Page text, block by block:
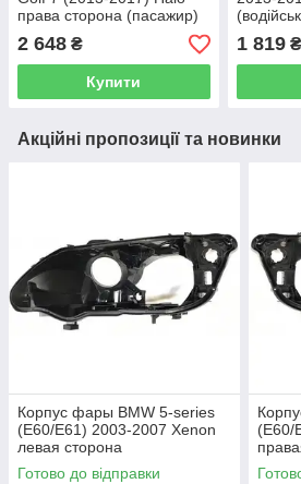
права сторона (пасажир)
2 648 ₴
Купити
1 819₴
Акційні пропозиції та новинки
Корпус фары BMW 5-series
(E60/E61) 2003-2007 Xenon
левая сторона
(водительская)
Готово до відправки
(E60/